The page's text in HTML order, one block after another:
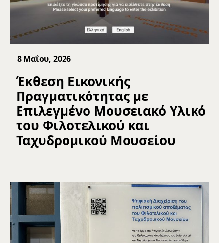
8 Μαΐου, 2026
Έκθεση Εικονικής
Πραγματικότητας με
Επιλεγμένο Μουσειακό Υλικό
του Φιλοτελικού και
Ταχυδρομικού Μουσείου